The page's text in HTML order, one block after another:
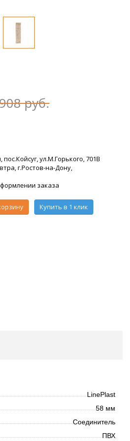
руб.
ул.М.Горького, 701В
г.Ростов-на-Дону,
заказа
Купить в 1 клик
LinePlast
58 мм
Соединитель
ПВХ